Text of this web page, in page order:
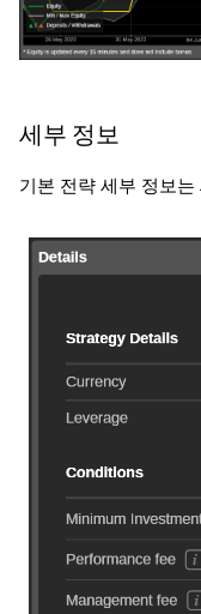
세부 정보
기본 전략 세부 정보는